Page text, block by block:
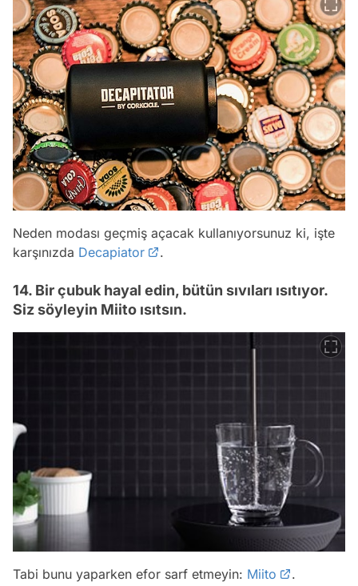
Neden modası geçmiş açacak kullanıyorsunuz ki, işte
karşınızda Decapiator .
14. Bir çubuk hayal edin, bütün sıvıları ısıtıyor.
Siz söyleyin Miito ısıtsın.
Tabi bunu yaparken efor sarf etmeyin: Miito .